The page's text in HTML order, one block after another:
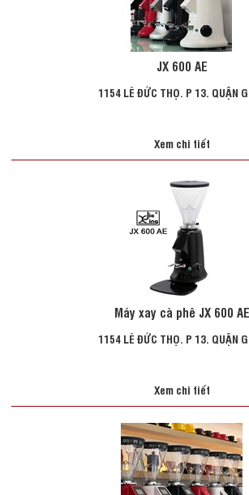
JX 600 AE
1154 LÊ ĐỨC THỌ. P 13. QUẬN
Xem chi tiết
Máy xay cà phê JX 600 AE
1154 LÊ ĐỨC THỌ. P 13. QUẬN
Xem chi tiết